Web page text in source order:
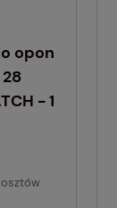
opon
- 1